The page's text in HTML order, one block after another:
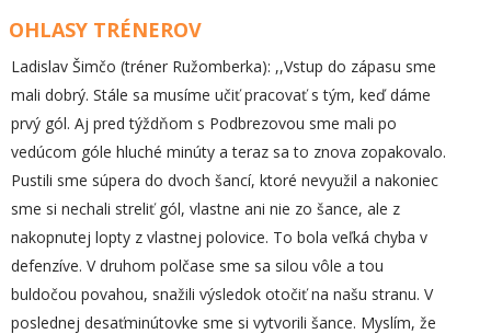
OHLASY TRÉNEROV
Ladislav Šimčo (tréner Ružomberka): ,,Vstup do zápasu sme
mali dobrý. Stále sa musíme učiť pracovať s tým, keď dáme
prvý gól. Aj pred týždňom s Podbrezovou sme mali po
vedúcom góle hluché minúty a teraz sa to znova zopakovalo.
Pustili sme súpera do dvoch šancí, ktoré nevyužil a nakoniec
sme si nechali streliť gól, vlastne ani nie zo šance, ale z
nakopnutej lopty z vlastnej polovice. To bola veľká chyba v
defenzíve. V druhom polčase sme sa silou vôle a tou
buldočou povahou, snažili výsledok otočiť na našu stranu. V
poslednej desaťminútovke sme si vytvorili šance. Myslím, že